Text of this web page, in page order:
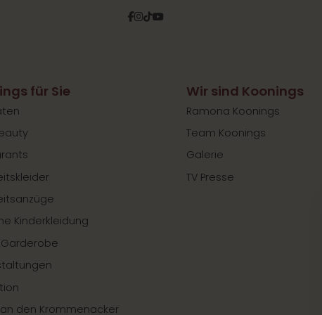
Facebook
Instagram
TiktokPinterest
YouTube
für Sie
Kinderkleidung
den Krommenacker
Wir sind Koonings
Ramona Koonings
Team Koonings
Galerie
TV Presse